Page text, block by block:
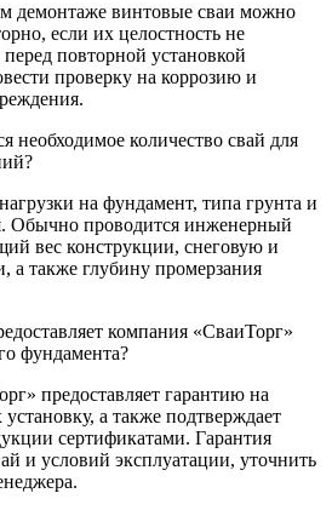
демонтаже винтовые сваи можно
если их целостность не
повторной установкой
проверку на коррозию и
необходимое количество свай для
на фундамент, типа грунта и
Обычно проводится инженерный
вес конструкции, снеговую и
а также глубину промерзания
компания «СваиТорг»
фундамента?
предоставляет гарантию на
установку, а также подтверждает
сертификатами. Гарантия
и условий эксплуатации, уточнить